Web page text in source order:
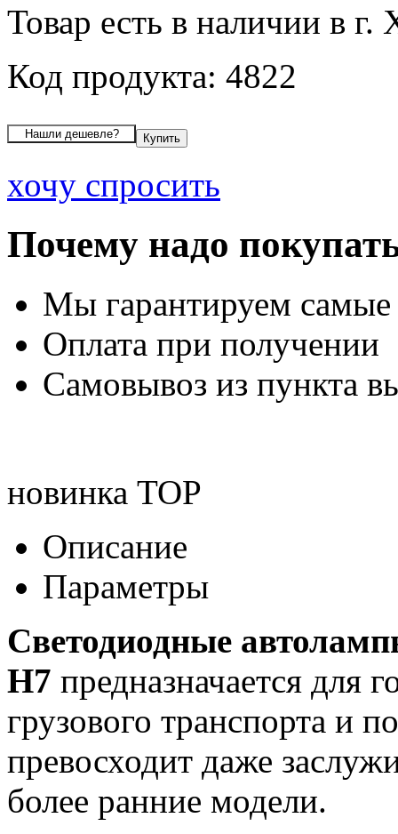
Товар есть в наличии в
Код продукта: 4822
хочу спросить
Почему надо
Мы гарантируем
Оплата при получении
Самовывоз из пункта
новинка TOP
Описание
Параметры
Светодиодные
H7 предназначается для
грузового транспорта и
превосходит даже
более ранние модели.